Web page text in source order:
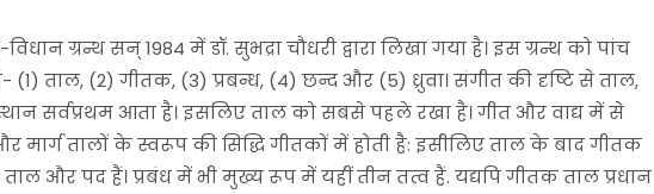
ग्रन्थ सन् 1984 में डॉ. सुभद्रा चौधरी द्वारा लिखा गया है। इस ग्रन्थ को पांच
(1) ताल, (2) गीतक, (3) प्रबन्ध, (4) छन्द और (5) ध्रुवा। संगीत की दृष्टि से ताल,
सर्वप्रथम आता है। इसलिए ताल को सबसे पहले रखा है। गीत और वाद्य में से
मार्ग तालों के स्वरूप की सिद्धि गीतकों में होती है: इसीलिए ताल के बाद गीतक
और पद हैं। प्रबंध में भी मुख्य रूप में यहीं तीन तत्व हैं. यद्यपि गीतक ताल प्रधान